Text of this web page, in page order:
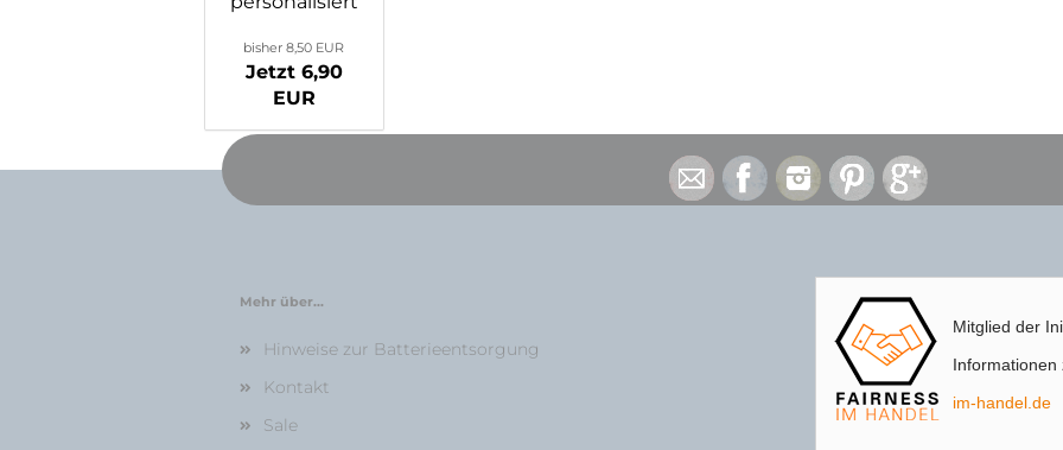
bisher 8,50 EUR
Jetzt 6,90
EUR
Mehr über...
Hinweise zur Batterieentsorgung
Kontakt
Sale
Mitglied der
Informationen
im-handel.de